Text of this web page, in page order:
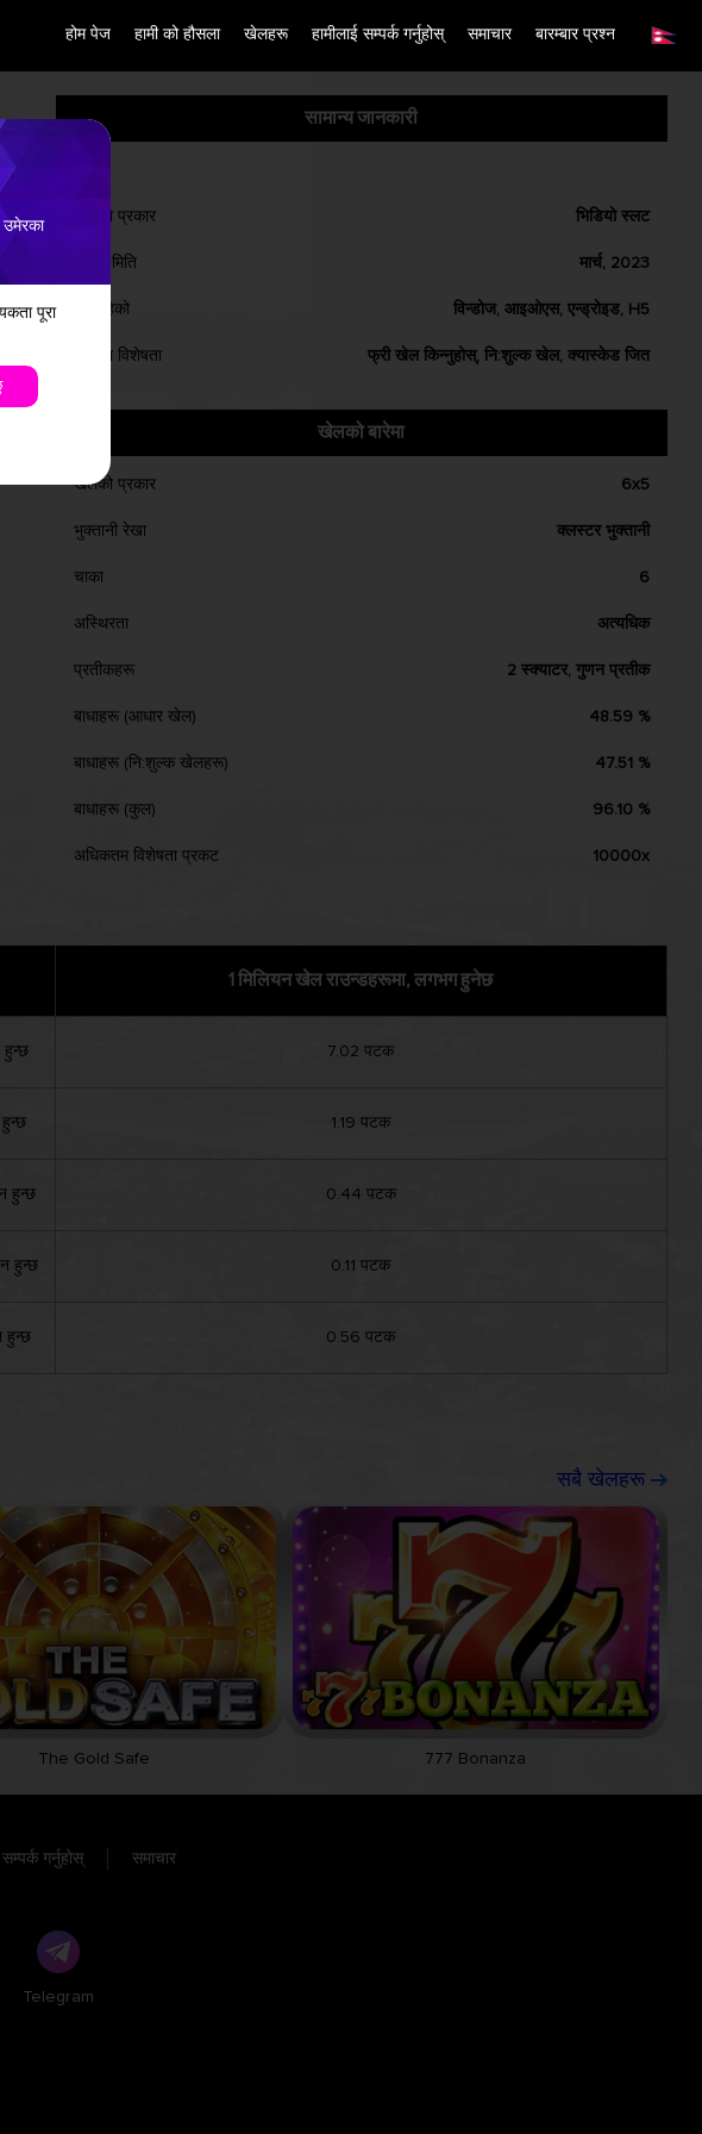
होम पेज हामी को हौसला खेलहरू हामीलाई सम्पर्क गर्नुहोस् समाचार बारम्बार प्रश्न
Traditional Chinese
Phillipines
Korean
Cambodia
Burmese
सामान्य जानकारी
खेलको प्रकार भिडियो स्लट
बिहीत मिति मार्च, 2023
चलिरहेको विन्डोज, आइओएस, एन्ड्रोइड, H5
खेलका विशेषता फ्री खेल किन्नुहोस्, नि:शुल्क खेल, क्यास्केड जित
खेलको बारेमा
खेलको प्रकार 6x5
भुक्तानी रेखा क्लस्टर भुक्तानी
चाका 6
अस्थिरता अत्यधिक
प्रतीकहरू 2 स्क्याटर, गुणन प्रतीक
बाधाहरू (आधार खेल) 48.59 %
बाधाहरू (नि:शुल्क खेलहरू) 47.51 %
बाधाहरू (कुल) 96.10 %
अधिकतम विशेषता प्रकट 10000x
हुन्छ
हुन्छ
हुन्छ
1 मिलियन खेल राउन्डहरूमा, लगभग हुनेछ
7.02 पटक
1.19 पटक
0.44 पटक
0.11 पटक
0.56 पटक
सबै खेलहरू
The Gold Safe 777 Bonanza
गर्नुहोस् समाचार
Telegram
उमेरका
पूरा